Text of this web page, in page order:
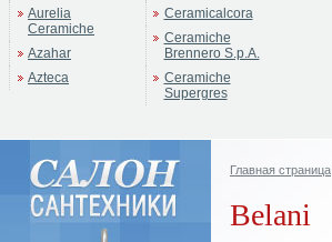
Aurelia
Ceramiche
Azahar
Azteca
Ceramicalcora
Ceramiche
Brennero S.p.A.
Ceramiche
Supergres
Главная страница
Belani